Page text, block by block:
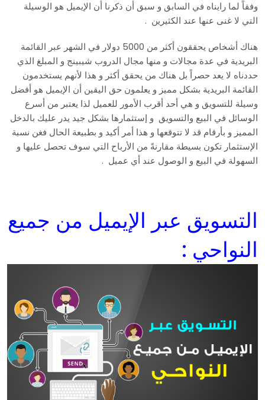
وفقاً لما رايناه في السابق و سبق أن ذكرنا أن الإيميل هو الوسيلة
التي لا غنى عنها عند الكثيرين .
هناك أشخاص يحققون أكثر من 5000 دولار في الشهر عبر القائمة
البريدية في عدة مجالات و منها مجال الدروب شيبينج و المبلغ الذي
حددناه لا يعد حصراً بل هناك من يحقق أكثر و هذا لأنهم يستخدمون
القائمة البريدية بشكل مميز و يعلمون حق اليقين أن الإيميل هو أفضل
وسيلة للتسويق و هي أحد أقرب الأمور للعميل لذا يعتبر من أسرع
الوسائل في البيع والتسويق و إستثمارها بشكل جيد يدر عليك بالدخل
المميز و بأرقام قد لا تتوقعها و هذا أمر أكيد و بطبيعة الحال فغن نسبة
الإستثمار تكون بسيطة مقارنةً من الأرباح التي سوف تحصل عليها و
السهولة في البيع و الوصول عند أي عميل .
التسويق عبر الإيميل من جميع
النواحي :